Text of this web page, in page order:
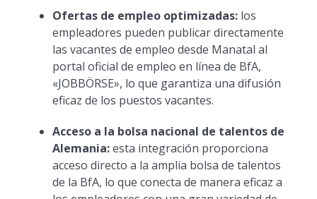
Ofertas de empleo optimizadas:los
empleadores pueden publicar directamente
las vacantes de empleo desde Manatal al
portal oficial de empleo en línea de BfA,
«JOBBÖRSE», lo que garantiza una difusión
eficaz de los puestos vacantes.
Acceso a la bolsa nacional de talentos de
Alemania:esta integración proporciona
acceso directo a la amplia bolsa de talentos
de la BfA, lo que conecta de manera eficaz a